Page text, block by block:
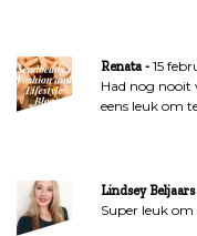
Renata
15
Had nog nooit
eens leuk om
Lindsey Beljaars
Super leuk om